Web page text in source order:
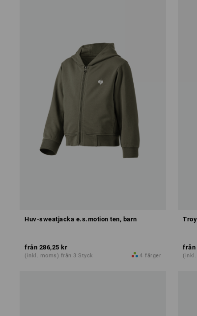
Huv-sweatjacka e.s.motion ten, barn
från 286,25 kr
(inkl. moms) från 3 Styck 4 färger
från